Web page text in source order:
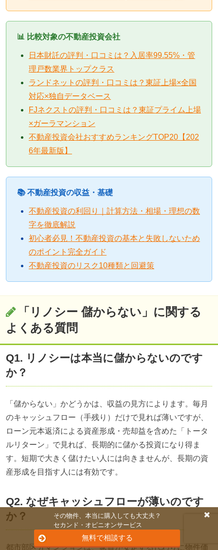
📊 比較対象の不動産投資会社
日本財託の評判・口コミは？入居率99.55%・管
理戸数業界トップクラス
ランドネットの評判・口コミは？東証上場×全国
対応×独自データベース
FJネクストの評判・口コミは？東証プライム上場
×ガーラマンション
不動産投資会社おすすめランキングTOP20【202
6年最新版】
📚 不動産投資の収益・基礎
不動産投資の利回り｜計算方法・相場・理想の数
字を徹底解説
初心者必見！不動産投資の基本と失敗しないため
のポイント完全ガイド
不動産投資のリスク10種類と回避策
「リノシー 儲からない」に関する
よくある質問
Q1. リノシーは本当に儲からないのです
か？
「儲からない」かどうかは、収益の見方によります。毎月
のキャッシュフロー（手残り）だけで見れば薄いですが、
ローン元本返済による資産形成・売却益を含めた「トータ
ルリターン」で見れば、長期的に儲かる投資になり得ま
す。短期で大きく儲けたい人には向きませんが、長期の資
産形成を目指す人には有効です。
Q2. なぜキャッシュフローが薄いのです
か？
都市部区分マンションは、家賃が安定する代わりに物件価
その物件、本当に購入しても大丈夫？
セカンド・オピニオンサービス
無料で相談する